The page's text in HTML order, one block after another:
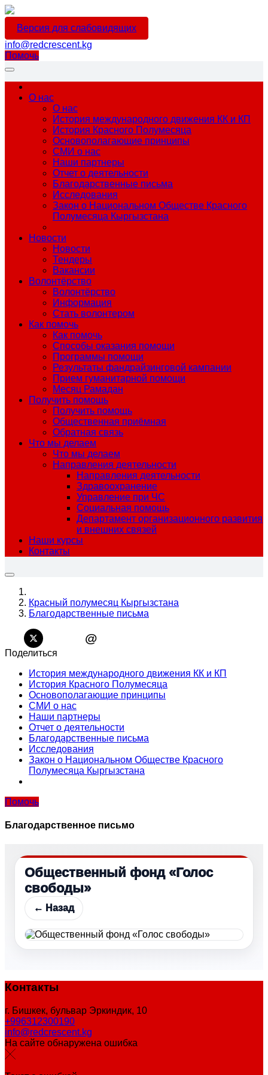
Версия для слабовидящих
info@redcrescent.kg
Помочь
О нас
О нас
История международного движения КК и КП
История Красного Полумесяца
Основополагающие принципы
СМИ о нас
Наши партнеры
Отчет о деятельности
Благодарственные письма
Исследования
Закон о Национальном Обществе Красного
Полумесяца Кыргызстана
Новости
Новости
Тендеры
Вакансии
Волонтёрство
Волонтёрство
Информация
Стать волонтером
Как помочь
Как помочь
Способы оказания помощи
Программы помощи
Результаты фандрайзинговой кампании
Прием гуманитарной помощи
Месяц Рамадан
Получить помощь
Получить помощь
Общественная приёмная
Обратная связь
Что мы делаем
Что мы делаем
Направления деятельности
Направления деятельности
Здравоохранение
Управление при ЧС
Социальная помощь
Департамент организационного развития
и внешних связей
Наши курсы
Контакты
Красный полумесяц Кыргызстана
Благодарственные письма
@
Поделиться
История международного движения КК и КП
История Красного Полумесяца
Основополагающие принципы
СМИ о нас
Наши партнеры
Отчет о деятельности
Благодарственные письма
Исследования
Закон о Национальном Обществе Красного
Полумесяца Кыргызстана
Помочь
Благодарственное письмо
Общественный фонд «Голос
свободы»
← Назад
Контакты
г. Бишкек, бульвар Эркиндик, 10
+996312300190
info@redcrescent.kg
На сайте обнаружена ошибка